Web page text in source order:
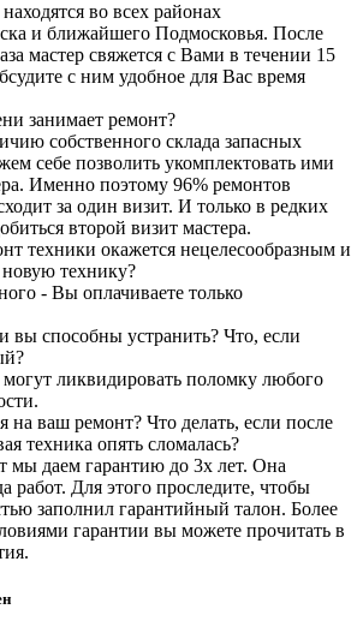
во всех районах
и ближайшего Подмосковья. После
мастер свяжется с Вами в течении 15
с ним удобное для Вас время
занимает ремонт?
собственного склада запасных
себе позволить укомплектовать ими
Именно поэтому 96% ремонтов
за один визит. И только в редких
второй визит мастера.
техники окажется нецелесообразным и
технику?
- Вы оплачиваете только
вы способны устранить? Что, если
ликвидировать поломку любого
на ваш ремонт? Что делать, если после
техника опять сломалась?
мы даем гарантию до 3х лет. Она
работ. Для этого проследите, чтобы
заполнил гарантийный талон. Более
гарантии вы можете прочитать в